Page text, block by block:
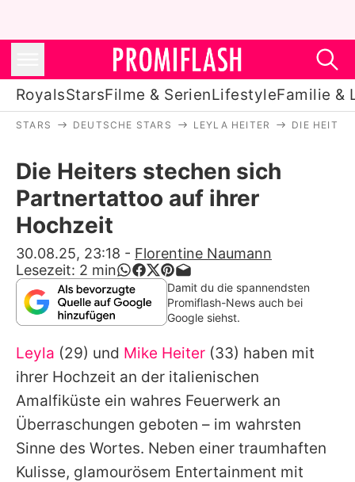
RoyalsStarsFilme & SerienLifestyleFamilie &
Stars
Filme & Serien
Lifestyle
Familie & Liebe
Promiflash Exklusiv
Alle Themen auf Promiflash
Jobs
App runterladen
Team
STARS DEUTSCHE STARS LEYLA HEITER DIE
Die Heiters stechen sich
Partnertattoo auf ihrer
Hochzeit
30.08.25, 23:18 - Florentine Naumann
Lesezeit: 2 min
Damit du die spannendsten
Promiflash-News auch bei
Google siehst.
Leyla (29) und Mike Heiter (33) haben mit
ihrer Hochzeit an der italienischen
Amalfiküste ein wahres Feuerwerk an
Überraschungen geboten – im wahrsten
Sinne des Wortes. Neben einer traumhaften
Kulisse, glamourösem Entertainment mit